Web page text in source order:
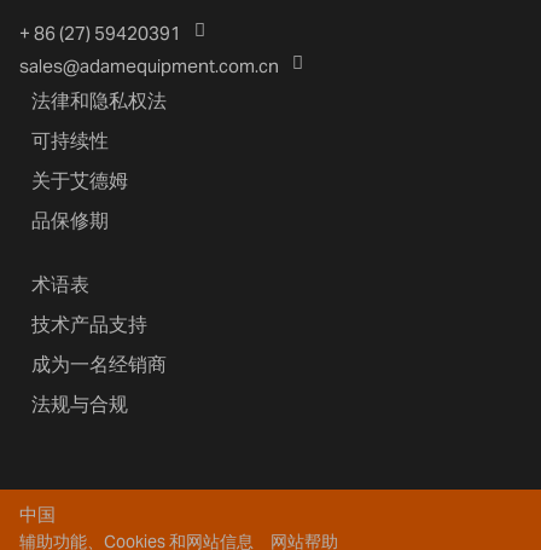
+ 86 (27) 59420391
sales@adamequipment.com.cn
法律和隐私权法
可持续性
关于艾德姆
品保修期
术语表
技术产品支持
成为一名经销商
法规与合规
中国
辅助功能、Cookies 和网站信息 网站帮助